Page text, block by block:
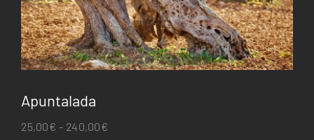
Apuntalada
25,00€ - 240,00€